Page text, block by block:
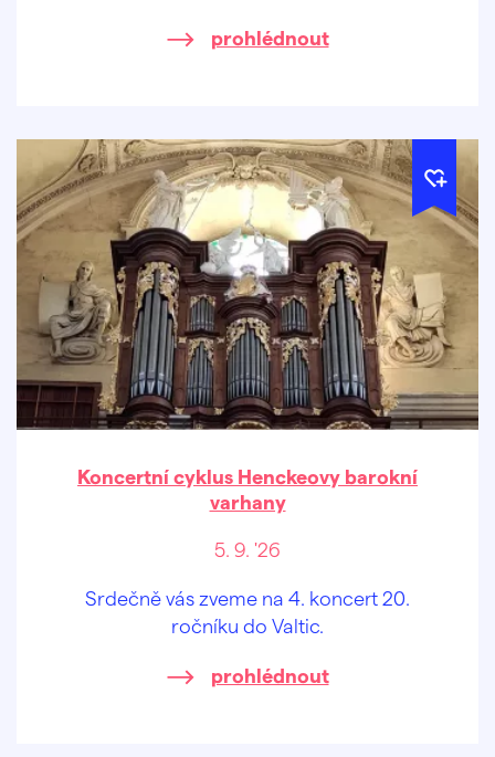
prohlédnout
Koncertní cyklus Henckeovy barokní
varhany
5. 9. '26
Srdečně vás zveme na 4. koncert 20.
ročníku do Valtic.
prohlédnout